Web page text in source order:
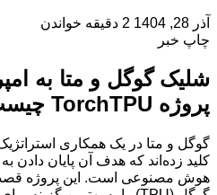
آذر 28, 1404
2 دقیقه خواندن
چاپ خبر
شلیک گوگل و متا به
پروژه TorchTPU چیست
کلید زده‌اند که هدف آن پایان دادن به
هوش مصنوعی است. این پروژه قصد